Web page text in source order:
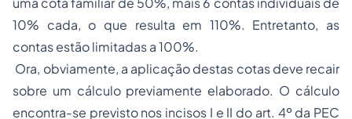
10% cada, o que resulta em 110%. Entretanto, as
contas estão limitadas a 100%.
Ora, obviamente, a aplicação destas cotas deve recair
sobre um cálculo previamente elaborado. O cálculo
encontra-se previsto nos incisos I e II do art. 4º da PEC